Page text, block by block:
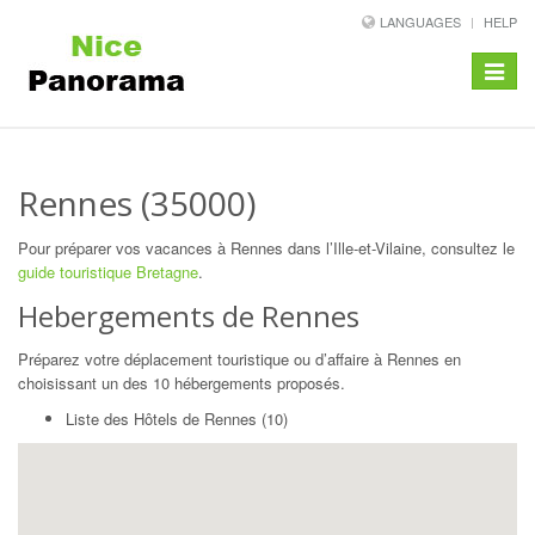
LANGUAGES HELP
Toggle
Rennes (35000)
Pour préparer vos vacances à Rennes dans l’Ille-et-Vilaine, consultez le
guide touristique Bretagne.
Hebergements de Rennes
Préparez votre déplacement touristique ou d’affaire à Rennes en
choisissant un des 10 hébergements proposés.
Liste des Hôtels de Rennes (10)